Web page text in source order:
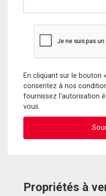
En cliquant sur le bouton
consentez à nos
fournissez l'autorisation
vous.
Propriétés à